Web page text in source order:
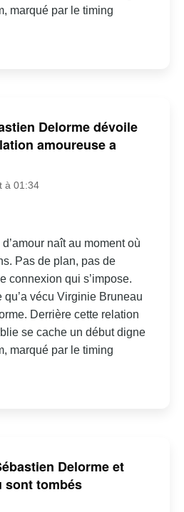
marqué par le timing
Delorme dévoile
amoureuse a
à 01:34
naît au moment où
Pas de plan, pas de
connexion qui s’impose.
qu’a vécu Virginie Bruneau
Derrière cette relation
se cache un début digne
marqué par le timing
Delorme et
sont tombés